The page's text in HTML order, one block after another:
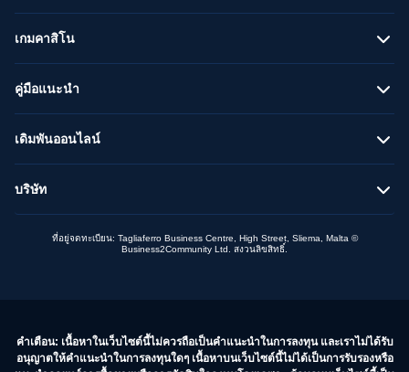
เกมคาสิโน
คู่มือแนะนำ
เดิมพันออนไลน์
บริษัท
ที่อยู่จดทะเบียน: Tagliaferro Business Centre, High Street, Sliema, Malta ©
Business2Community Ltd. สงวนลิขสิทธิ์.
คำเตือน: เนื้อหาในเว็บไซต์นี้ไม่ควรถือเป็นคำแนะนำในการลงทุน และเราไม่ได้รับ
อนุญาตให้คำแนะนำในการลงทุนใดๆ เนื้อหาบนเว็บไซต์นี้ไม่ได้เป็นการรับรองหรือ